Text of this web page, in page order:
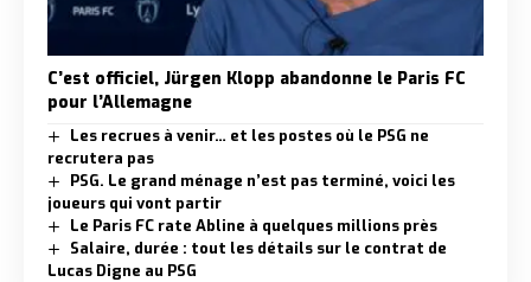
C’est officiel, Jürgen Klopp abandonne le Paris FC
pour l’Allemagne
Les recrues à venir… et les postes où le PSG ne
recrutera pas
PSG. Le grand ménage n’est pas terminé, voici les
joueurs qui vont partir
Le Paris FC rate Abline à quelques millions près
Salaire, durée : tout les détails sur le contrat de
Lucas Digne au PSG